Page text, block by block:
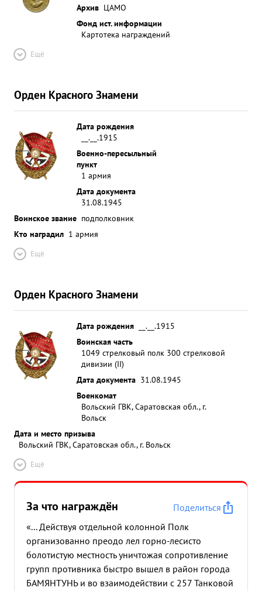
Архив ЦАМО
Фонд ист. информации
Картотека награждений
Ещё
Орден Красного Знамени
Дата рождения
__.__.1915
Военно-пересыльный
пункт
1 армия
Дата документа
31.08.1945
Воинское звание подполковник
Кто наградил 1 армия
Ещё
Орден Красного Знамени
Дата рождения
__.__.1915
Воинская часть
1049 стрелковый полк 300 стрелковой
дивизии (II)
Дата документа 31.08.1945
Военкомат
Вольский ГВК, Саратовская обл., г.
Вольск
Дата и место призыва
Вольский ГВК, Саратовская обл., г. Вольск
Ещё
За что награждён
Поделиться
«... Действуя отдельной колонной Полк
организованно преодо лел горно-лесисто
болотистую местность уничтожая сопротивление
групп противника быстро вышел в район города
БАМЯНТУНЬ и во взаимодействии с 257 Танковой